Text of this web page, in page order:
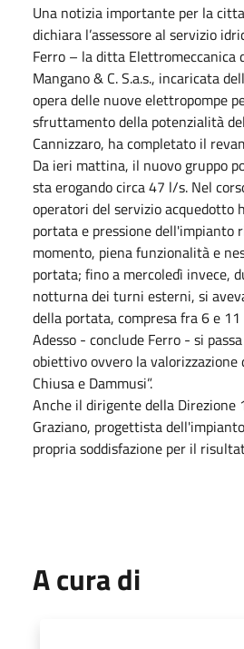
Una notizia importante per la
dichiara l’assessore al servizio
Ferro – la ditta Elettromeccanica
Mangano & C. S.a.s., incaricata
opera delle nuove elettropompe
sfruttamento della potenzialità
Cannizzaro, ha completato il
Da ieri mattina, il nuovo gruppo
sta erogando circa 47 l/s. Nel
operatori del servizio acquedotto
portata e pressione dell'impianto
momento, piena funzionalità e
portata; fino a mercoledì invece,
notturna dei turni esterni, si
della portata, compresa fra 6 e
Adesso - conclude Ferro - si
obiettivo ovvero la valorizzazione
Chiusa e Dammusi”.
Anche il dirigente della Direzione
Graziano, progettista
propria soddisfazione per il
A cura di